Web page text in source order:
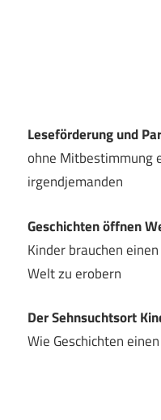
Leseförderung und
ohne Mitbestimmung
irgendjemanden
Geschichten öffnen
Kinder brauchen
Welt zu erobern
Der Sehnsuchtsort
Wie Geschichten